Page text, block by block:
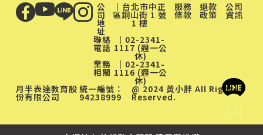
服務
條款
退款
政策
公司
資訊
公
司
地
址
｜台北市中正
區銅山街 1 號
1 樓
聯絡
電話
｜02-2341-
1117 (週一公
休)
業務
相關
｜02-2341-
1116 (週一公
休)
@ 2024 黃小胖 All Rights
Reserved.
月半表達教育股
份有限公司
統一編號：
94238999